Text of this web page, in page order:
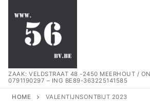
naar
inhoud
ZAAK: VELDSTRAAT 48 -2450 MEERHOUT /
0791190297 – ING BE89-363225141585
HOME VALENTIJNSONTBIJT 2023